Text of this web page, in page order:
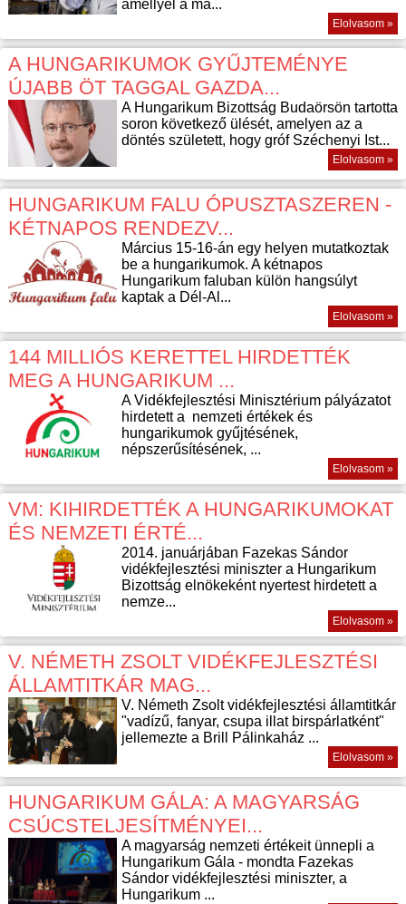
amellyel a ma...
Elolvasom »
A HUNGARIKUMOK GYŰJTEMÉNYE
ÚJABB ÖT TAGGAL GAZDA...
A Hungarikum Bizottság Budaörsön tartotta
soron következő ülését, amelyen az a
döntés született, hogy gróf Széchenyi Ist...
Elolvasom »
HUNGARIKUM FALU ÓPUSZTASZEREN -
KÉTNAPOS RENDEZV...
Március 15-16-án egy helyen mutatkoztak
be a hungarikumok. A kétnapos
Hungarikum faluban külön hangsúlyt
kaptak a Dél-Al...
Elolvasom »
144 MILLIÓS KERETTEL HIRDETTÉK
MEG A HUNGARIKUM ...
A Vidékfejlesztési Minisztérium pályázatot
hirdetett a nemzeti értékek és
hungarikumok gyűjtésének,
népszerűsítésének, ...
Elolvasom »
VM: KIHIRDETTÉK A HUNGARIKUMOKAT
ÉS NEMZETI ÉRTÉ...
2014. januárjában Fazekas Sándor
vidékfejlesztési miniszter a Hungarikum
Bizottság elnökeként nyertest hirdetett a
nemze...
Elolvasom »
V. NÉMETH ZSOLT VIDÉKFEJLESZTÉSI
ÁLLAMTITKÁR MAG...
V. Németh Zsolt vidékfejlesztési államtitkár
"vadízű, fanyar, csupa illat birspárlatként"
jellemezte a Brill Pálinkaház ...
Elolvasom »
HUNGARIKUM GÁLA: A MAGYARSÁG
CSÚCSTELJESÍTMÉNYEI...
A magyarság nemzeti értékeit ünnepli a
Hungarikum Gála - mondta Fazekas
Sándor vidékfejlesztési miniszter, a
Hungarikum ...